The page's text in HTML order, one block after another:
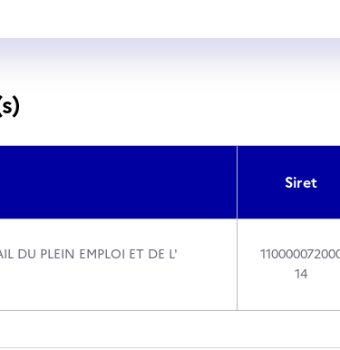
Siret
DU PLEIN EMPLOI ET DE L'
14